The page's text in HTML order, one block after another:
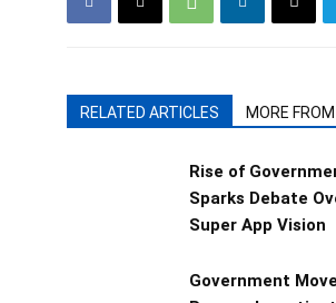
RELATED ARTICLES MORE
Rise of
Sparks Debate
Super App Vision
Government